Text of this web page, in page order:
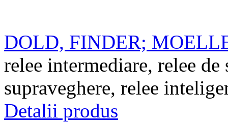
DOLD, FINDER;
relee intermediare, relee de
supraveghere, relee
Detalii produs